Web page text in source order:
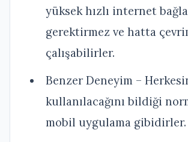
yüksek hızlı internet
gerektirmez ve hatta
çalışabilirler.
Benzer Deneyim –
kullanılacağını bildiği
mobil uygulama gibidirler.